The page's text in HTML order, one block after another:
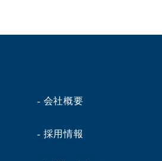
- 会社概要
- 採用情報